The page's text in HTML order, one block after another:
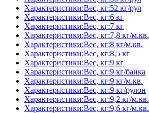
Характеристики:Вес, кг:52 кг/рул
Характеристики:Вес, кг:6 кг
Характеристики:Вес, кг:7 кг
Характеристики:Вес, кг:7,8 кг/м.кв.
Характеристики:Вес, кг:8 кг/м.кв.
Характеристики:Вес, кг:8,5 кг
Характеристики:Вес, кг:9 кг
Характеристики:Вес, кг:9 кг/банка
Характеристики:Вес, кг:9 кг/м.кв.
Характеристики:Вес, кг:9 кг/рулон
Характеристики:Вес, кг:9,2 кг/м.кв.
Характеристики:Вес, кг:9,6 кг/м.кв.